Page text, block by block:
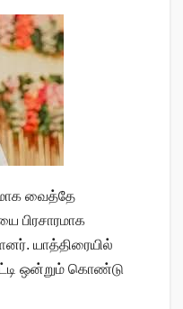
வைத்தே
பிரசாரமாக
யாத்திரையில்
ஒன்றும் கொண்டு